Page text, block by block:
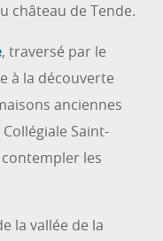
château de Tende.
, traversé par le
à la découverte
anciennes
Saint-
les
la vallée de la